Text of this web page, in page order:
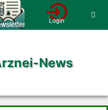
News